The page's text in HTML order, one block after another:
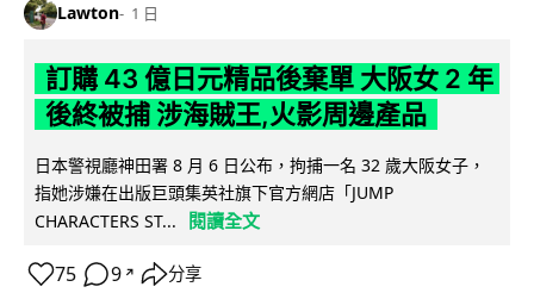
Lawton 1 日
訂購 43 億日元精品後棄單 大阪女 2 年
後終被捕 涉海賊王,火影周邊產品
日本警視廳神田署 8 月 6 日公布，拘捕一名 32 歲大阪女子，
指她涉嫌在出版巨頭集英社旗下官方網店「JUMP
CHARACTERS ST...
閱讀全文
75 9 ↗ 分享